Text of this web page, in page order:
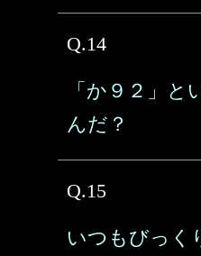
Q.14
「か９２」と
んだ？
Q.15
いつもびっく